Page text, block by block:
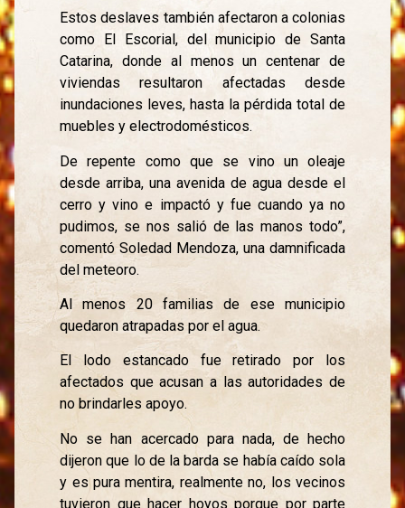
Estos deslaves también afectaron a colonias
como El Escorial, del municipio de Santa
Catarina, donde al menos un centenar de
viviendas resultaron afectadas desde
inundaciones leves, hasta la pérdida total de
muebles y electrodomésticos.
De repente como que se vino un oleaje
desde arriba, una avenida de agua desde el
cerro y vino e impactó y fue cuando ya no
pudimos, se nos salió de las manos todo”,
comentó Soledad Mendoza, una damnificada
del meteoro.
Al menos 20 familias de ese municipio
quedaron atrapadas por el agua.
El lodo estancado fue retirado por los
afectados que acusan a las autoridades de
no brindarles apoyo.
No se han acercado para nada, de hecho
dijeron que lo de la barda se había caído sola
y es pura mentira, realmente no, los vecinos
tuvieron que hacer hoyos porque por parte